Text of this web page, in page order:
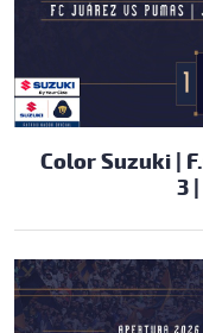
Color Suzuki |
3